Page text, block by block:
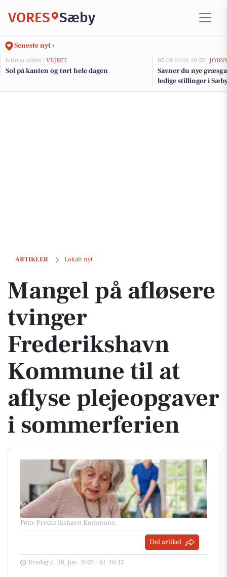
VORES Sæby
Seneste nyt ›
6 timer siden | VEJRET
Sol på kanten og tørt hele dagen
07-08-2026 10:55 |
Savner du nye
ledige stillinger i
ARTIKLER Lokalt nyt
Mangel på afløsere tvinger Frederikshavn Kommune til at aflyse
Mangel på afløsere
tvinger
Frederikshavn
Kommune til at
aflyse plejeopgaver
i sommerferien
Foto: Frederikshavn Kommune.
Del artikel
Tirsdag d. 30. jun. 2026 - kl. 10:15